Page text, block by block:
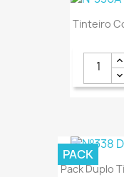
Tinteiro
Pack Duplo
PACK